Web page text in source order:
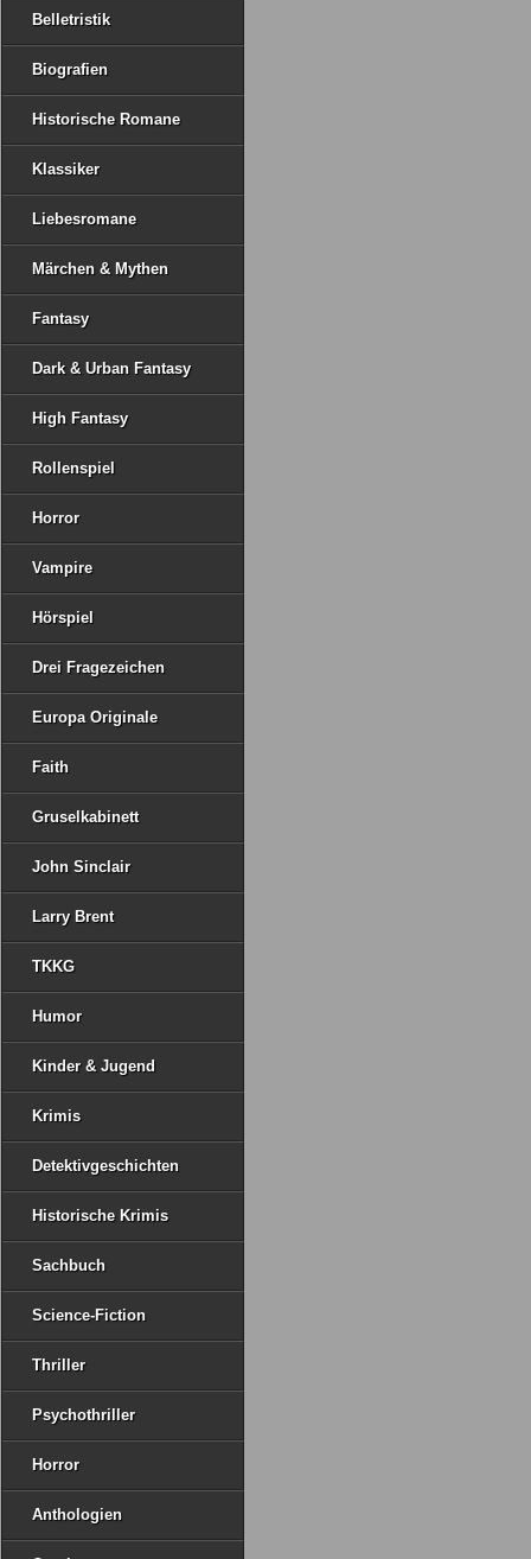
Belletristik
Biografien
Historische Romane
Klassiker
Liebesromane
Märchen & Mythen
Fantasy
Dark & Urban Fantasy
High Fantasy
Rollenspiel
Horror
Vampire
Hörspiel
Drei Fragezeichen
Europa Originale
Faith
Gruselkabinett
John Sinclair
Larry Brent
TKKG
Humor
Kinder & Jugend
Krimis
Detektivgeschichten
Historische Krimis
Sachbuch
Science-Fiction
Thriller
Psychothriller
Horror
Anthologien